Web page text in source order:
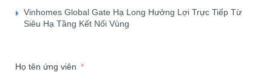
Vinhomes Global Gate Hạ Long Hưởng Lợi Trực Tiếp Từ
Siêu Hạ Tầng Kết Nối Vùng
Họ tên ứng viên